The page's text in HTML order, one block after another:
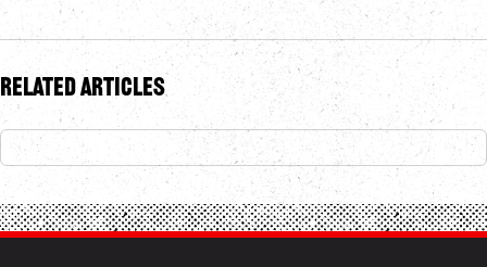
Related Articles